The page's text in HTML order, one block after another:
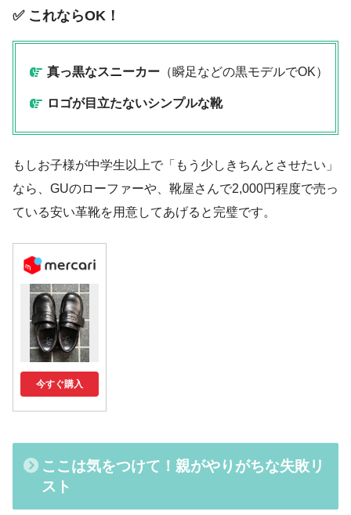
✅ これならOK！
真っ黒なスニーカー （瞬足などの黒モデルでOK）
ロゴが目立たないシンプルな靴
もしお子様が中学生以上で「もう少しきちんとさせたい」
なら、GUのローファーや、靴屋さんで2,000円程度で売っ
ている安い革靴を用意してあげると完璧です。
今すぐ購入
ここは気をつけて！親がやりがちな失敗リ
スト